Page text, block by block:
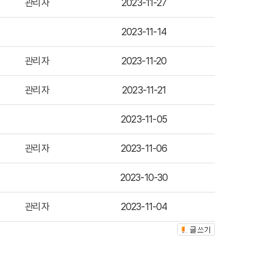
관리자 2023-11-27
2023-11-14
관리자 2023-11-20
관리자 2023-11-21
2023-11-05
관리자 2023-11-06
2023-10-30
관리자 2023-11-04